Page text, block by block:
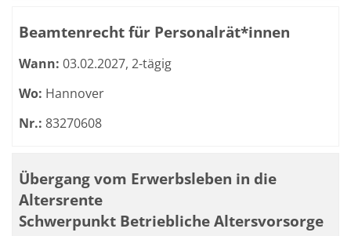
Beamtenrecht für Personalrät*innen
Wann: 03.02.2027, 2-tägig
Wo: Hannover
Nr.: 83270608
Übergang vom Erwerbsleben in die
Altersrente
Schwerpunkt Betriebliche Altersvorsorge